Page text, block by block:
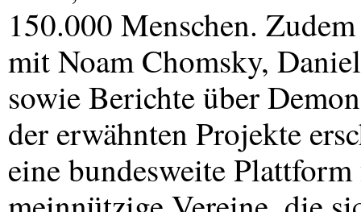
150.000 Menschen.
mit Noam Chomsky,
sowie Berichte über
der erwähnten Projekte
eine bundesweite